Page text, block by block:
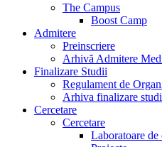
The Campus
Boost Camp
Admitere
Preinscriere
Arhivă Admitere
Finalizare Studii
Regulament de
Arhiva finalizare
Cercetare
Cercetare
Laboratoare de